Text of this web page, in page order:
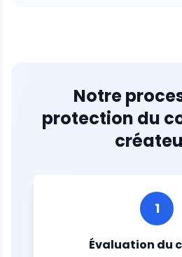
Notre
protection du
1
Évaluation du